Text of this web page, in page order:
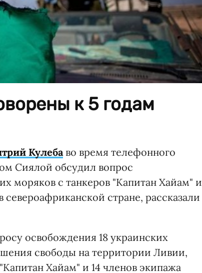
к 5 годам
Кулеба во время телефонного
Сиялой обсудил вопрос
моряков с танкеров "Капитан Хайам" и
стране, рассказали
освобождения 18 украинских
свободы на территории Ливии,
Хайам" и 14 членов экипажа